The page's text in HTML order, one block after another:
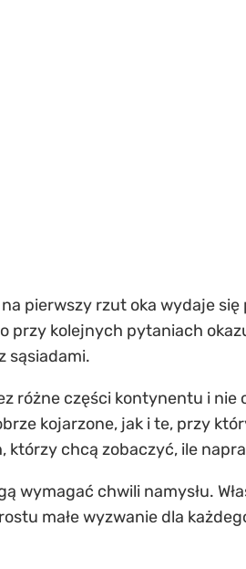
pierwszy rzut oka wydaje się
przy kolejnych pytaniach
sąsiadami.
różne części kontynentu i
kojarzone, jak i te, przy
chcą zobaczyć, ile
wymagać chwili namysłu.
małe wyzwanie dla